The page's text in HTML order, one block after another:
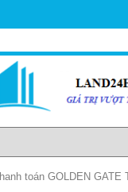
toán GOLDEN GATE